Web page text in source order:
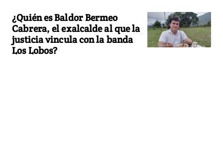
¿Quién es Baldor Bermeo
Cabrera, el exalcalde al que la
justicia vincula con la banda
Los Lobos?